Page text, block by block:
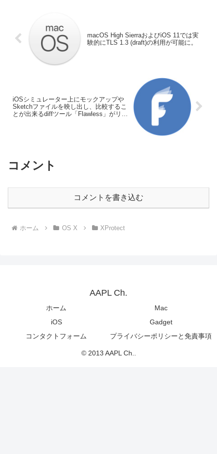
macOS High SierraおよびiOS 11では実
験的にTLS 1.3 (draft)の利用が可能に。
iOSシミュレーター上にモックアップや
Sketchファイルを映し出し、比較するこ
とが出来るdiffツール「Flawless」がリリ
コメント
コメントを書き込む
ホーム OS X XProtect
AAPL Ch.
ホーム
Mac
iOS
Gadget
コンタクトフォーム
プライバシーポリシーと免責事項
© 2013 AAPL Ch..